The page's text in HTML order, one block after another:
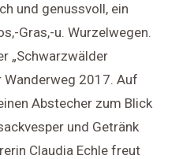
und genussvoll, ein
Gras,-u. Wurzelwegen.
„Schwarzwälder
Wanderweg 2017. Auf
Abstecher zum Blick
und Getränk
Claudia Echle freut